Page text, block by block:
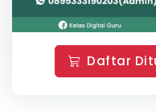
Daftar